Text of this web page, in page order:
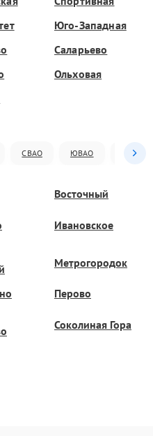
Юго-Западная
Саларьево
Ольховая
СВАО ЮВАО ЮАО
Восточный
Ивановское
Метрогородок
Перово
Соколиная Гора